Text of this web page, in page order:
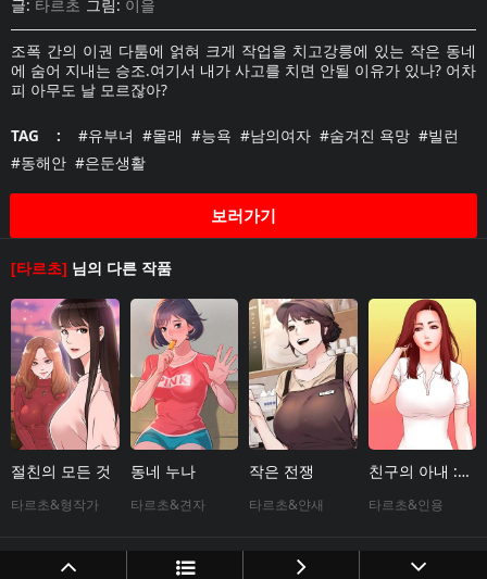
글: 타르초 그림: 이을
조폭 간의 이권 다툼에 얽혀 크게 작업을 치고강릉에 있는 작은 동네
에 숨어 지내는 승조.여기서 내가 사고를 치면 안될 이유가 있나? 어차
피 아무도 날 모르잖아?
TAG : #유부녀 #몰래 #능욕 #남의여자 #숨겨진 욕망 #빌런
#동해안 #은둔생활
보러가기
[타르초] 님의 다른 작품
절친의 모든 것
타르초&형작가
동네 누나
타르초&견자
작은 전쟁
타르초&얀새
친구의 아내 :
니가 사는 그집
타르초&인용